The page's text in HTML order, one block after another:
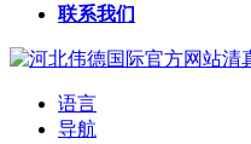
联系我们
语言
导航